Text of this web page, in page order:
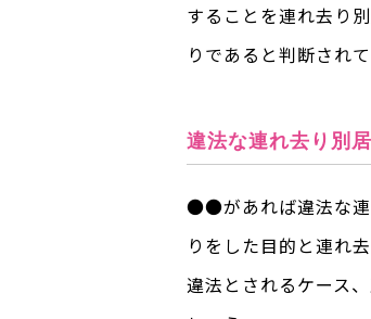
することを連れ去り
りであると判断され
違法な連れ去り別
●●があれば違法な連
りをした目的と連れ
違法とされるケース